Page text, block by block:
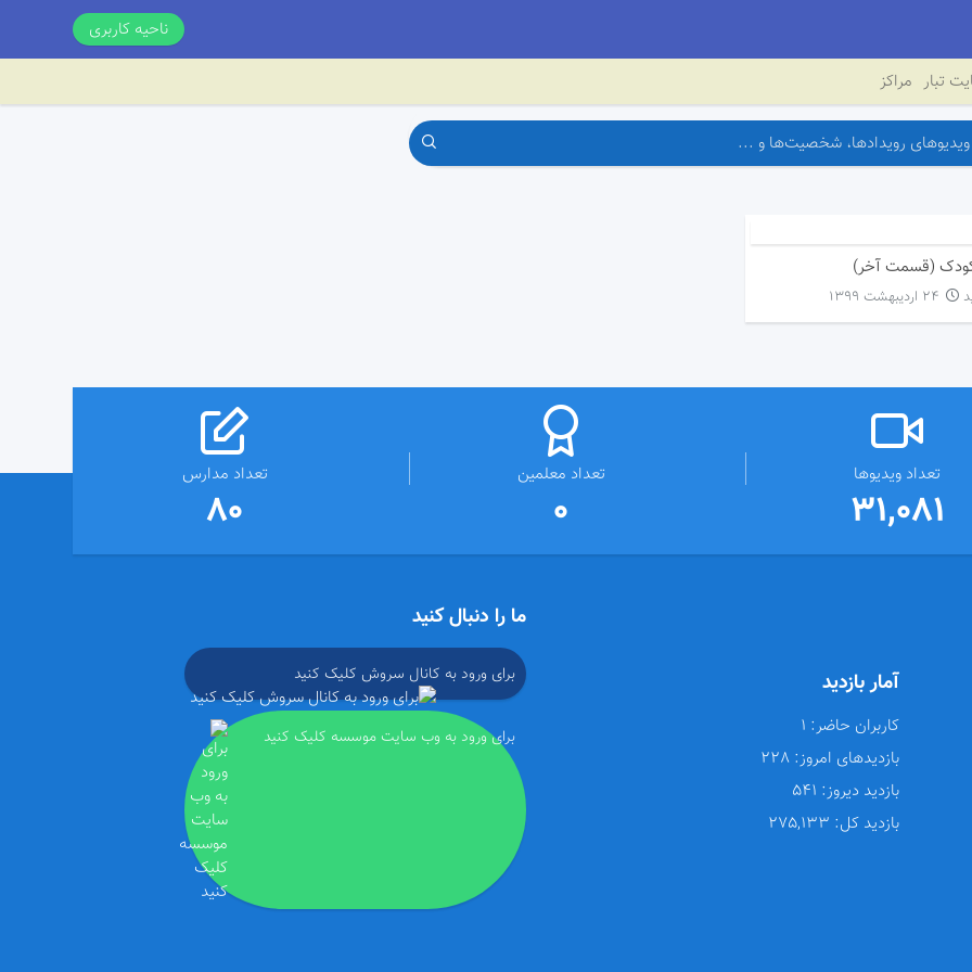
ناحیه کاربری
تبار مراکز
(قسمت آخر)
۲۴ اردیبهشت ۱۳۹۹
تعداد ویدیوها
31,081
تعداد معلمین
0
تعداد مدارس
80
آمار بازدید
کاربران حاضر:
بازدیدهای امروز:
بازدید دیروز:
بازدید کل:
ما را دنبال کنید
برای ورود به کانال سروش کلیک کنید
برای ورود به وب سایت موسسه کلیک کنید